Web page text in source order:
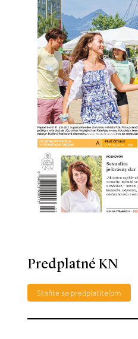
Predplatné KN
Staňte sa predplatiteľom